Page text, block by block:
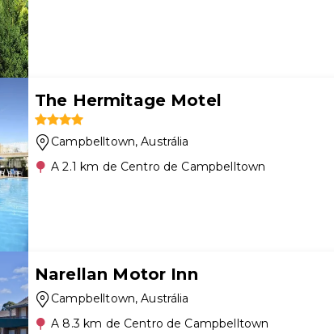
The Hermitage Motel
Campbelltown, Austrália
A 2.1 km de Centro de Campbelltown
Narellan Motor Inn
Campbelltown, Austrália
A 8.3 km de Centro de Campbelltown